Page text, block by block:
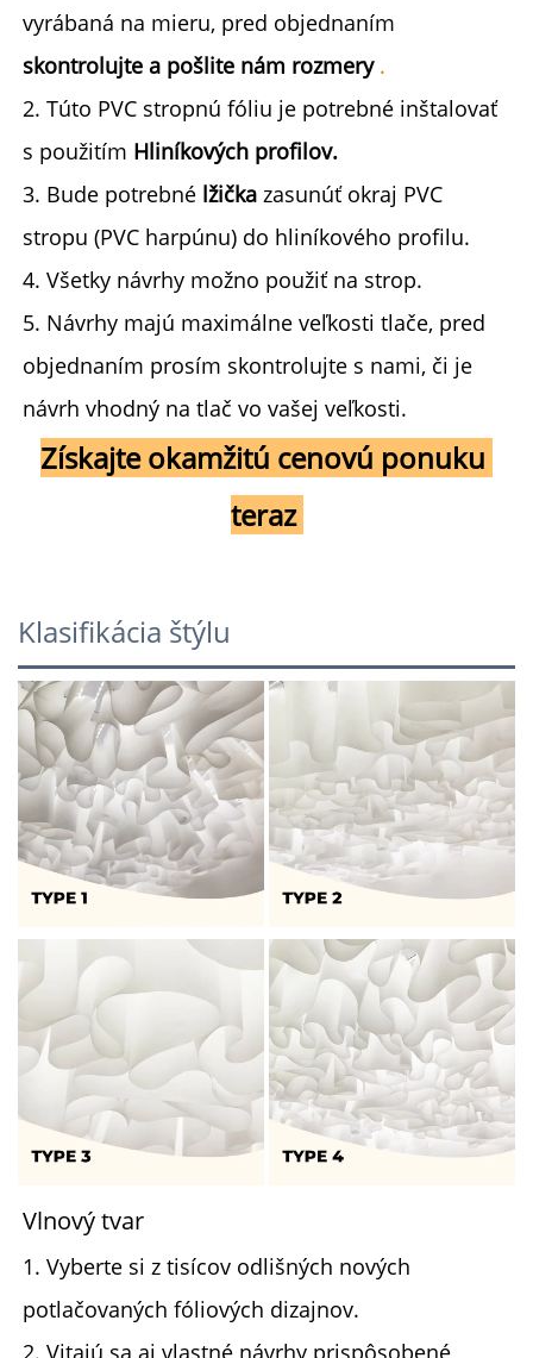
skontrolujte a pošlite nám rozmery .
2. Túto PVC stropnú fóliu je potrebné inštalovať
s použitím Hliníkových profilov.
3. Bude potrebné lžička zasunúť okraj PVC
stropu (PVC harpúnu) do hliníkového profilu.
4. Všetky návrhy možno použiť na strop.
5. Návrhy majú maximálne veľkosti tlače, pred
objednaním prosím skontrolujte s nami, či je
návrh vhodný na tlač vo vašej veľkosti.
Získajte okamžitú cenovú ponuku
teraz
Klasifikácia štýlu
Vlnový tvar
1. Vyberte si z tisícov odlišných nových
potlačovaných fóliových dizajnov.